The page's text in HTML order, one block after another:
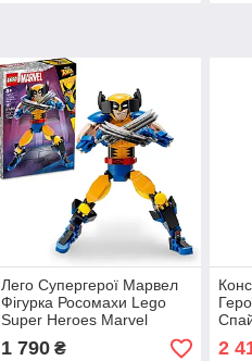
Лего Супергерої Марвел
Фігурка Росомахи Lego
Super Heroes Marvel
76257
1 790₴ 2